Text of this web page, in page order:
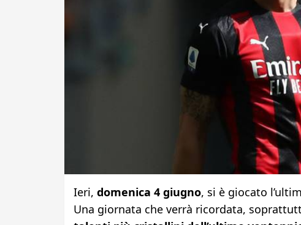
Ieri, domenica 4 giugno, si è giocato
Una giornata che verrà ricordata,